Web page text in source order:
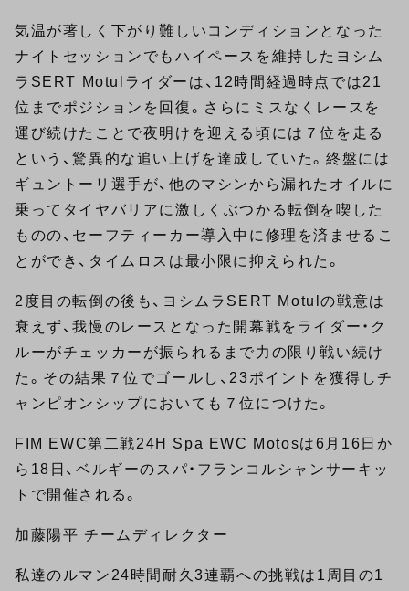
気温が著しく下がり難しいコンディションとなった
ナイトセッションでもハイペースを維持したヨシム
ラSERT Motulライダーは、12時間経過時点では21
位までポジションを回復。さらにミスなくレースを
運び続けたことで夜明けを迎える頃には７位を走る
という、驚異的な追い上げを達成していた。終盤には
ギュントーリ選手が、他のマシンから漏れたオイルに
乗ってタイヤバリアに激しくぶつかる転倒を喫した
ものの、セーフティーカー導入中に修理を済ませるこ
とができ、タイムロスは最小限に抑えられた。
2度目の転倒の後も、ヨシムラSERT Motulの戦意は
衰えず、我慢のレースとなった開幕戦をライダー・ク
ルーがチェッカーが振られるまで力の限り戦い続け
た。その結果７位でゴールし、23ポイントを獲得しチ
ャンピオンシップにおいても７位につけた。
FIM EWC第二戦24H Spa EWC Motosは6月16日か
ら18日、ベルギーのスパ・フランコルシャンサーキッ
トで開催される。
加藤陽平 チームディレクター
私達のルマン24時間耐久3連覇への挑戦は1周目の1